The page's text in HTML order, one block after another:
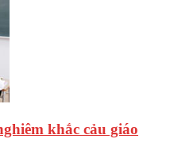
khắc cảu giáo